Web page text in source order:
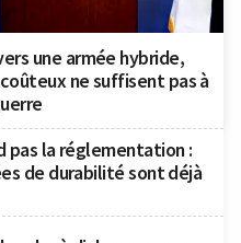
une armée hybride,
ne suffisent pas à
pas la réglementation :
de durabilité sont déjà